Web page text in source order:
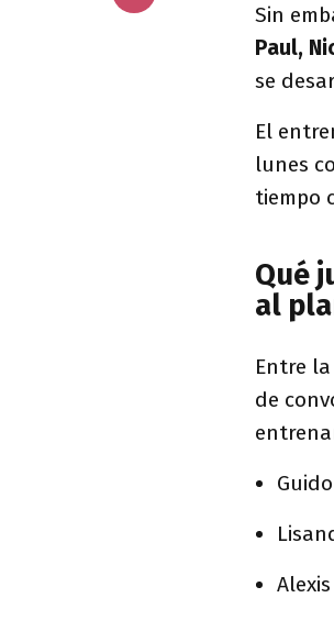
Sin
Paul,
se
El
lunes
tiempo
Qué
al
Entre
de